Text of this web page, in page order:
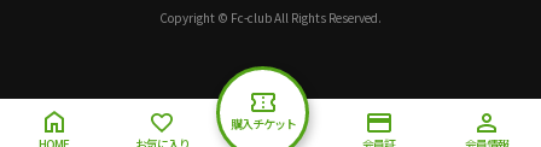
Copyright © Fc-club All Rights Reserved.
購入チケット